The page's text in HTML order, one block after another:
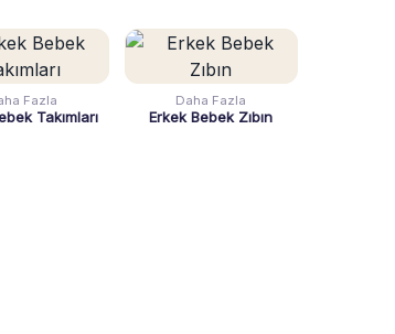
Fazla
Takımları
Daha Fazla
Erkek Bebek Zıbın